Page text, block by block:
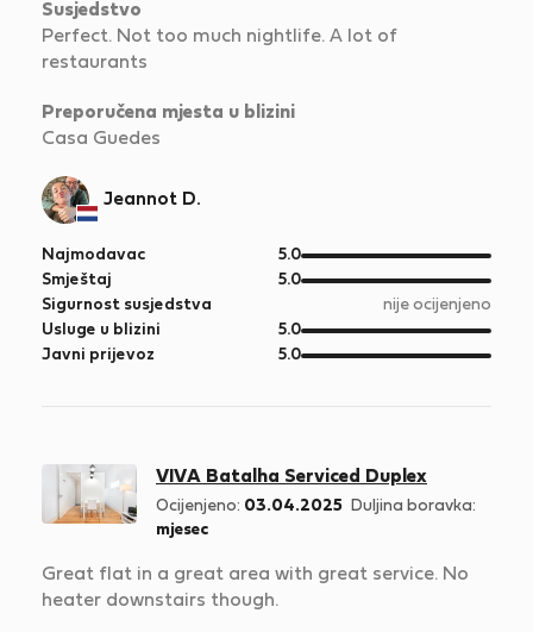
Susjedstvo
Perfect. Not too much nightlife. A lot of
restaurants
Preporučena mjesta u blizini
Casa Guedes
Jeannot D.
Najmodavac 5.0od
5
Smještaj 5.0od
Sigurnost susjedstva
nije ocijenjeno
Usluge u blizini
5.0od
5
Javni prijevoz 5.0od
VIVA Batalha Serviced Duplex
Ocijenjeno: 03.04.2025
Duljina boravka:
mjesec
Great flat in a great area with great service. No
heater downstairs though.